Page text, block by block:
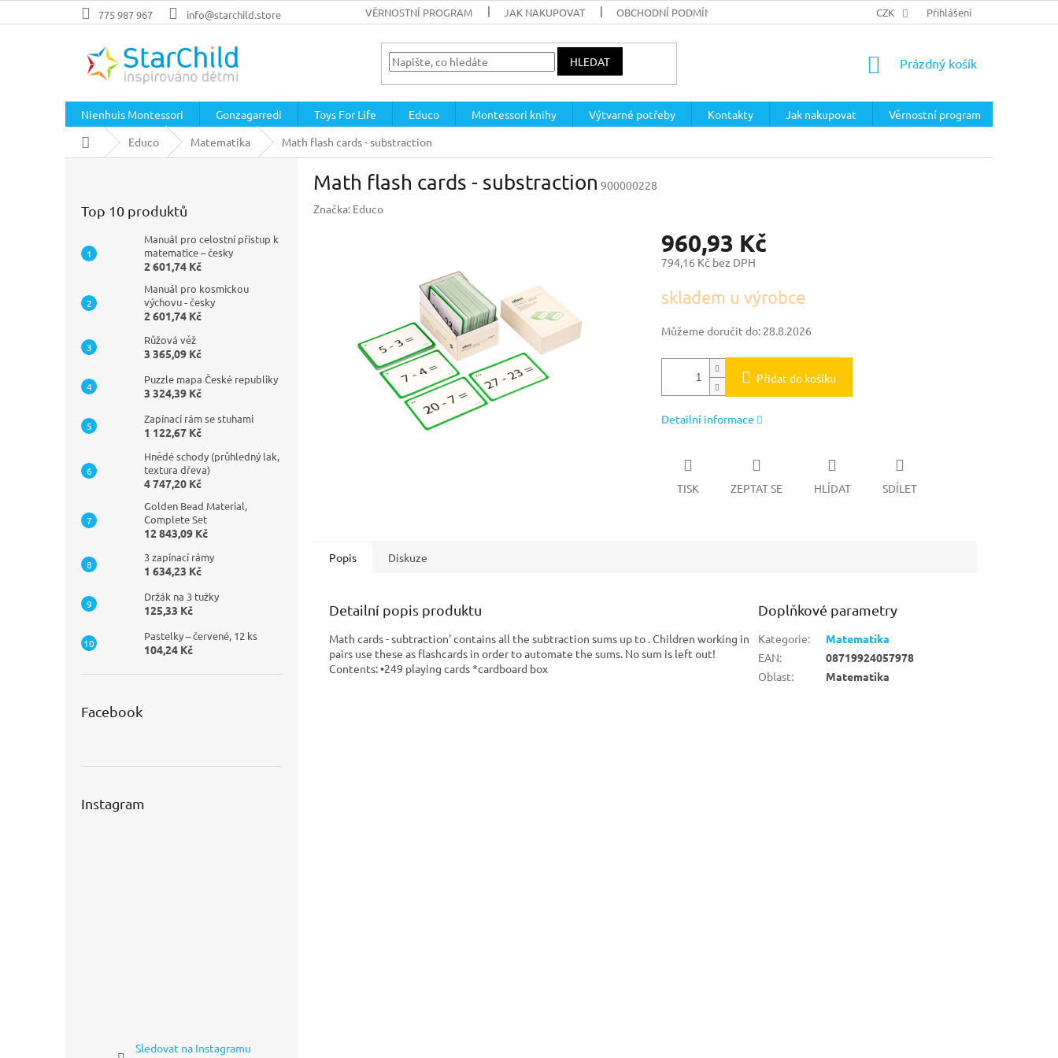
na
775 987 967 info@starchild.store VĚRNOSTNÍ PROGRAM JAK NAKUPOVAT OBCHODNÍ PODMÍNKY PODMÍNKY OCHRANY OSOBNÍCH ÚDAJŮ
CZK Přihlášení
HLEDAT
NÁKUPNÍ
Prázdný košík
Nienhuis Montessori Gonzagarredi Toys For Life Educo Montessori knihy Výtvarné potřeby Kontakty Jak nakupovat
Věrnostní program
Domů
Educo Matematika Math flash cards - substraction
Top 10 produktů
Manuál pro celostní přístup k
matematice – česky
2 601,74 Kč
Manuál pro kosmickou
výchovu - česky
2 601,74 Kč
Růžová věž
3 365,09 Kč
Puzzle mapa České republiky
3 324,39 Kč
Zapínací rám se stuhami
1 122,67 Kč
Hnědé schody (průhledný lak,
textura dřeva)
4 747,20 Kč
Golden Bead Material,
Complete Set
12 843,09 Kč
3 zapínací rámy
1 634,23 Kč
Držák na 3 tužky
125,33 Kč
Pastelky – červené, 12 ks
104,24 Kč
Facebook
Instagram
Sledovat na Instagramu
Math flash cards - substraction 900000228
Značka: Educo
960,93 Kč
794,16 Kč bez DPH
cena:
skladem u výrobce
Můžeme doručit do: 28.8.2026
Přidat do košíku
Detailní informace
TISK ZEPTAT SE HLÍDAT SDÍLET
Popis Diskuze
Detailní popis produktu
Math cards - subtraction' contains all the subtraction sums up to . Children working in
pairs use these as flashcards in order to automate the sums. No sum is left out!
Contents: •249 playing cards *cardboard box
Doplňkové parametry
Kategorie:
Matematika
EAN:
08719924057978
Oblast: Matematika